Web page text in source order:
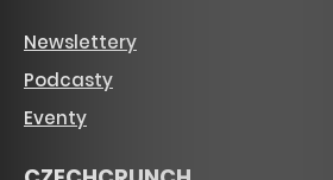
Newslettery
Podcasty
Eventy